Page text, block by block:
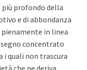
profondo della
e di abbondanza
in linea
concentrato
i quali non trascura
che ne deriva.